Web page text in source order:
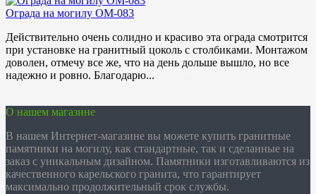
Ограда на могилу ОМ-083
Действительно очень солидно и красиво эта ограда смотрится
при установке на гранитный цоколь с столбиками. Монтажом
доволен, отмечу все же, что на день дольше вышло, но все
надежно и ровно. Благодарю...
О нашем магазине
В нашем Интернет-магазине вы можете купить гранитные
памятники на могилу, как стандартные, так и сделанные на
заказ с уникальным дизайном. Памятники изготавливаются из
качественного карельского гранита, что гарантирует
максимально продолжительный срок службы.